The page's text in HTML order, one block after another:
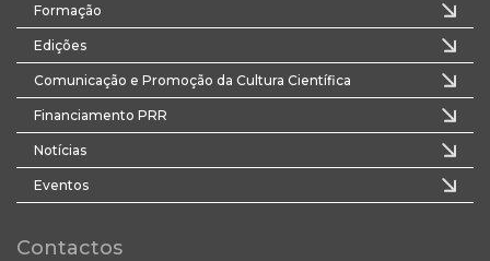
Formação
Edições
Comunicação e Promoção da Cultura Científica
Financiamento PRR
Notícias
Eventos
Contactos